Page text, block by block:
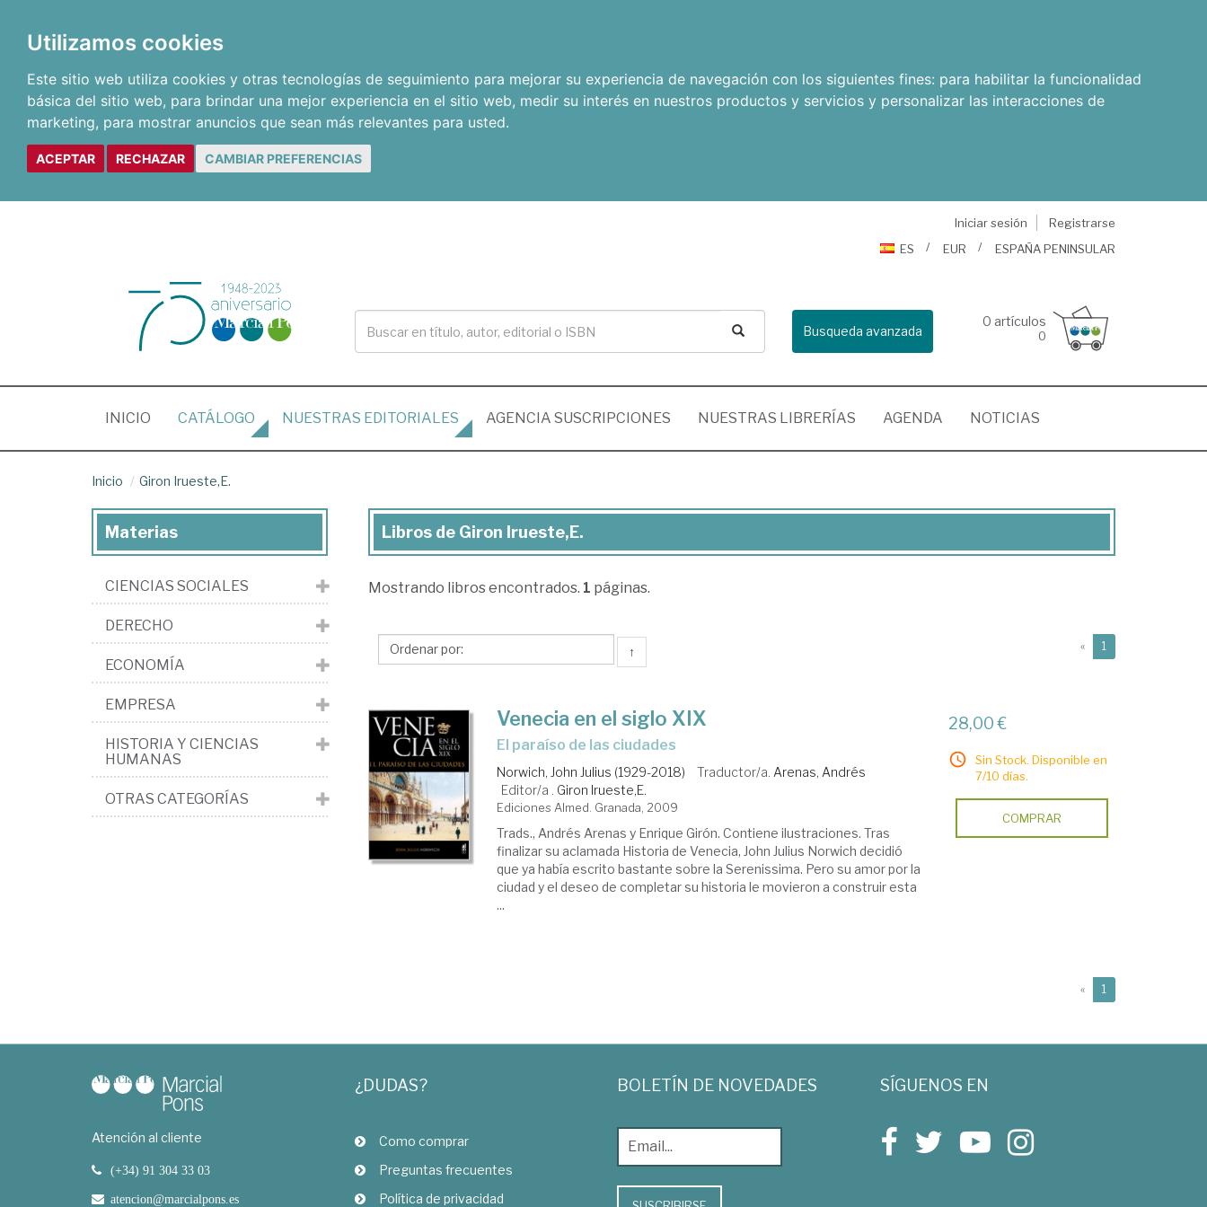
Utilizamos cookies
Este sitio web utiliza cookies y otras tecnologías de seguimiento para mejorar su experiencia de navegación con los siguientes fines: para habilitar la funcionalidad
básica del sitio web, para brindar una mejor experiencia en el sitio web, medir su interés en nuestros productos y servicios y personalizar las interacciones de
marketing, para mostrar anuncios que sean más relevantes para usted.
ACEPTAR RECHAZAR CAMBIAR PREFERENCIAS
Iniciar sesión
Registrarse
ES
EUR ESPAÑA PENINSULAR
Busqueda avanzada
0 artículos
0
INICIO (CURRENT)
CATÁLOGO NUESTRAS EDITORIALES AGENCIA SUSCRIPCIONES NUESTRAS LIBRERÍAS AGENDA NOTICIAS
Inicio Giron Irueste,E.
Libros
Giron
Libros de Giron Irueste,E.
Mostrando libros encontrados. 1 páginas.
↑ « 1
Venecia en el siglo XIX
el paraíso de las ciudades
Norwich, John Julius (1929-2018) Traductor/a. Arenas, Andrés
Editor/a . Giron Irueste,E.
Ediciones Almed. Granada, 2009
Trads., Andrés Arenas y Enrique Girón. Contiene ilustraciones. Tras
finalizar su aclamada Historia de Venecia, John Julius Norwich decidió
que ya había escrito bastante sobre la Serenissima. Pero su amor por la
ciudad y el deseo de completar su historia le movieron a construir esta
...
28,00 €
Sin Stock. Disponible en
7/10 días.
COMPRAR
« 1
Materias
CIENCIAS SOCIALES
DERECHO
ECONOMÍA
EMPRESA
HISTORIA Y CIENCIAS
HUMANAS
OTRAS CATEGORÍAS
Atención al cliente
(+34) 91 304 33 03
atencion@marcialpons.es
¿DUDAS?
Como comprar
Preguntas frecuentes
Política de privacidad
BOLETÍN DE NOVEDADES SÍGUENOS EN